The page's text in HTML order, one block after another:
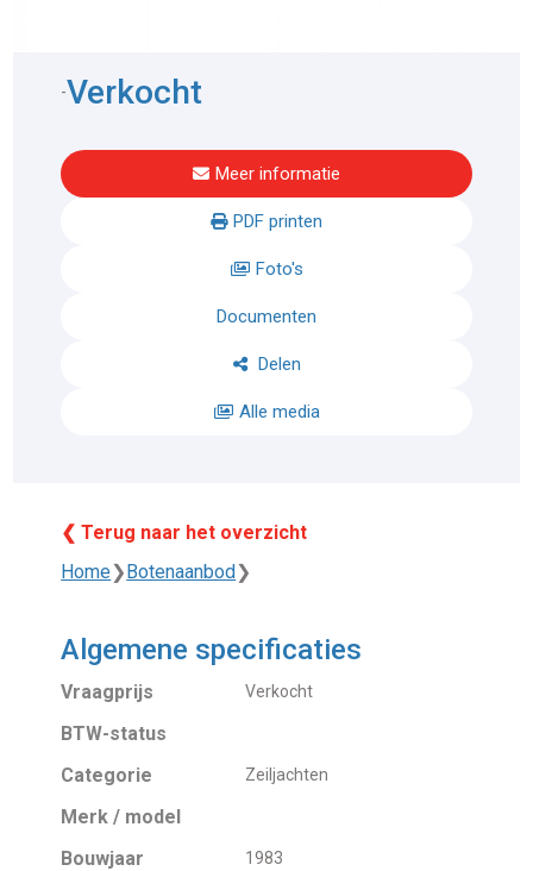
-Verkocht
Meer informatie
PDF printen
Foto's
Documenten
Delen
Alle media
❮ Terug naar het overzicht
Home❯Botenaanbod❯
Algemene specificaties
Vraagprijs Verkocht
BTW-status
Categorie
Zeiljachten
Merk / model
Bouwjaar
1983